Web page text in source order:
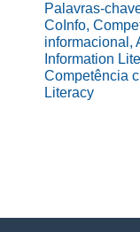
Palavras-
CoInfo,
informacional,
Information
Competência
Literacy